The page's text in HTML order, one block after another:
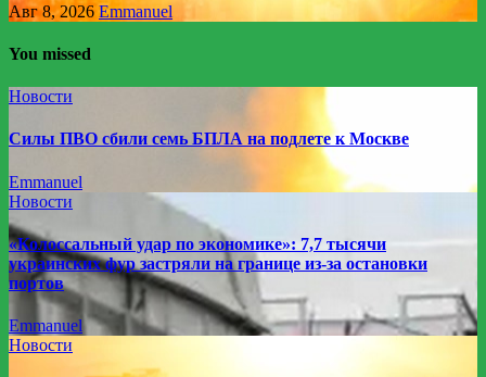
Авг 8, 2026 Emmanuel
You missed
Новости
Силы ПВО сбили семь БПЛА на подлете к Москве
Emmanuel
Новости
«Колоссальный удар по экономике»: 7,7 тысячи
украинских фур застряли на границе из-за остановки
портов
Emmanuel
Новости